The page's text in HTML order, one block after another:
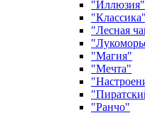
"Иллюзия"
"Классика"
"Лесная
"Магия"
"Мечта"
"Ранчо"